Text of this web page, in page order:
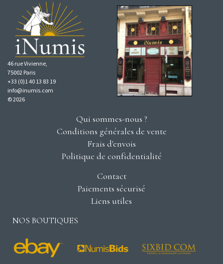
46 rue Vivienne,
75002 Paris
+33 (0)1 40 13 83 19
info@inumis.com
© 2026
Qui sommes-nous ?
Conditions générales de vente
Frais d'envois
Politique de confidentialité
Contact
Paiements sécurisé
Liens utiles
NOS BOUTIQUES